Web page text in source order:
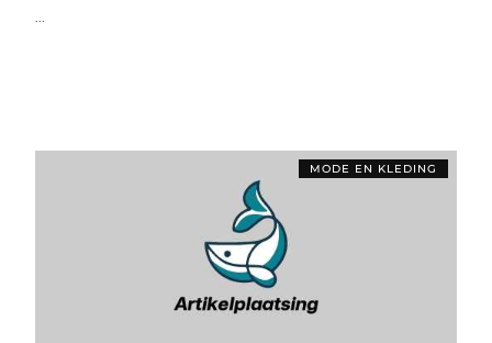
...
MODE EN KLEDING